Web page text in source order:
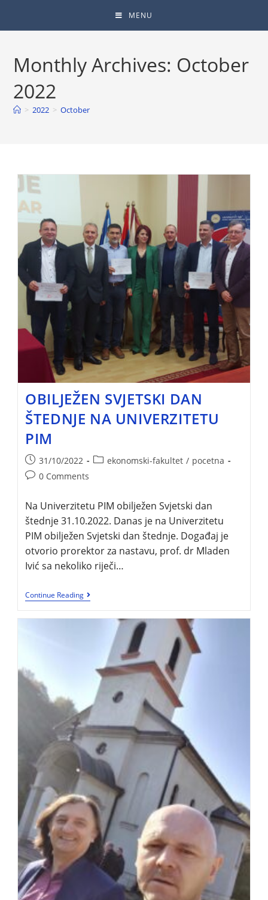
MENU
Monthly Archives: October
2022
> 2022 > October
OBILJEŽEN SVJETSKI DAN
ŠTEDNJE NA UNIVERZITETU
PIM
31/10/2022 ekonomski-fakultet / pocetna
0 Comments
Na Univerzitetu PIM obilježen Svjetski dan
štednje 31.10.2022. Danas je na Univerzitetu
PIM obilježen Svjetski dan štednje. Događaj je
otvorio prorektor za nastavu, prof. dr Mladen
Ivić sa nekoliko riječi…
Continue Reading